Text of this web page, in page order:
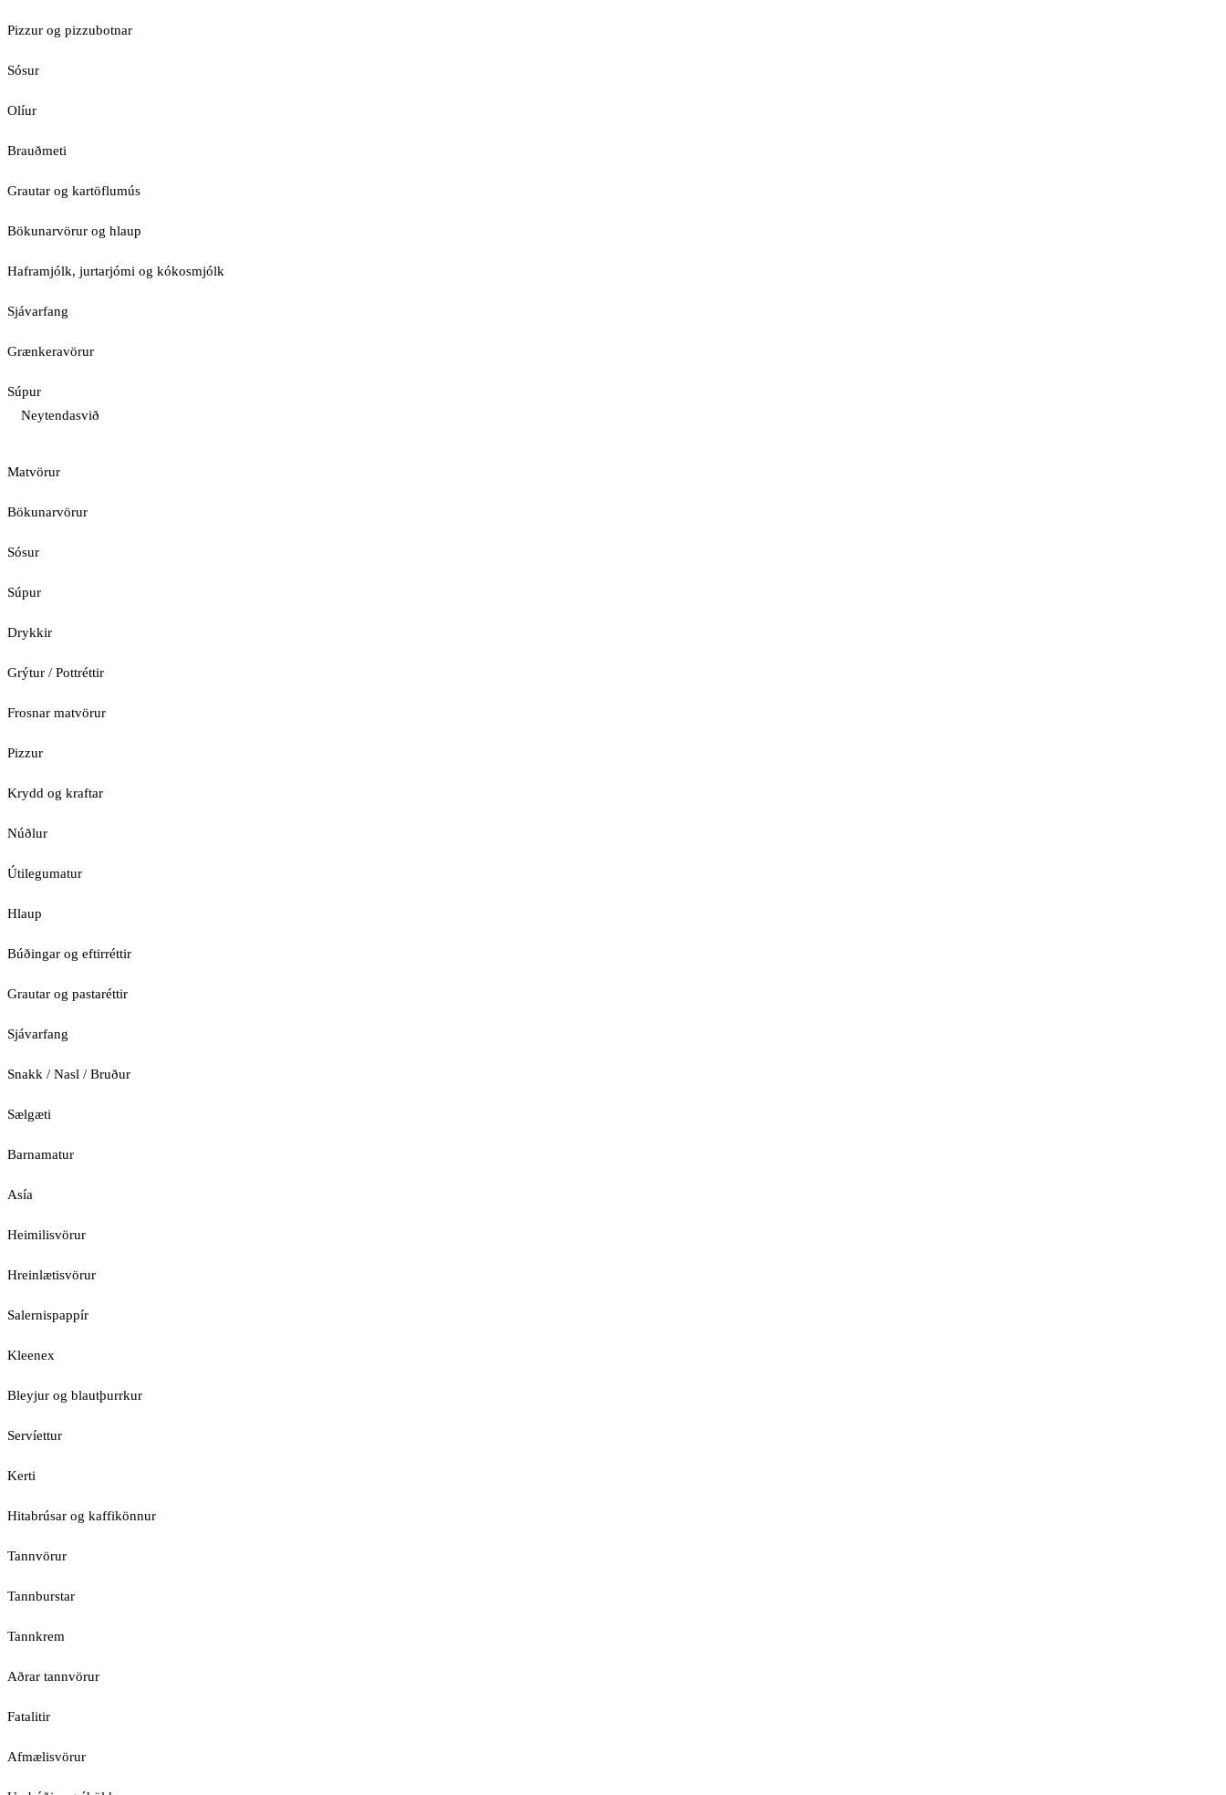
Pizzur og pizzubotnar
Sósur
Olíur
Brauðmeti
Grautar og kartöflumús
Bökunarvörur og hlaup
Haframjólk, jurtarjómi og kókosmjólk
Sjávarfang
Grænkeravörur
Súpur
Neytendasvið
Matvörur
Bökunarvörur
Sósur
Súpur
Drykkir
Grýtur / Pottréttir
Frosnar matvörur
Pizzur
Krydd og kraftar
Núðlur
Útilegumatur
Hlaup
Búðingar og eftirréttir
Grautar og pastaréttir
Sjávarfang
Snakk / Nasl / Bruður
Sælgæti
Barnamatur
Asía
Heimilisvörur
Hreinlætisvörur
Salernispappír
Kleenex
Bleyjur og blautþurrkur
Servíettur
Kerti
Hitabrúsar og kaffikönnur
Tannvörur
Tannburstar
Tannkrem
Aðrar tannvörur
Fatalitir
Afmælisvörur